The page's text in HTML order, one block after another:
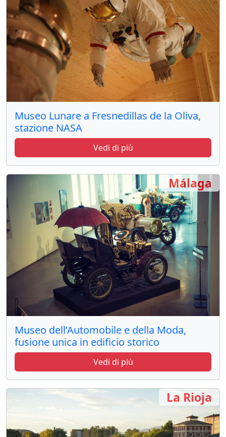
Museo Lunare a Fresnedillas de la Oliva,
stazione NASA
Vedi di più
Museo dell’Automobile e della Moda,
fusione unica in edificio storico
Vedi di più
Málaga
La Rioja